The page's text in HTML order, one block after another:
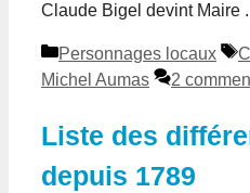
Claude Bigel devint Maire
Catégories
Personnages locaux
Michel Aumas
2
Liste des
depuis 1789